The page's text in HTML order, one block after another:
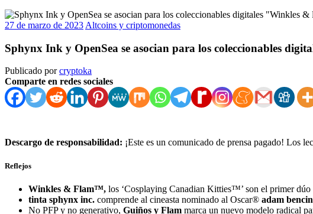
27 de marzo de 2023 Altcoins y criptomonedas
Sphynx Ink y OpenSea se asocian para los coleccionables
Publicado porcryptoka
Comparte en redes sociales
Descargo de responsabilidad: ¡Este es un comunicado de prensa pagado! Los
Reflejos
Winkles & Flam™, los ‘Cosplaying Canadian Kitties™’ son el primer
tinta sphynx inc. comprende al cineasta nominado al Oscar® adam
No PFP y no generativo, Guiños y Flam marca un nuevo modelo radical